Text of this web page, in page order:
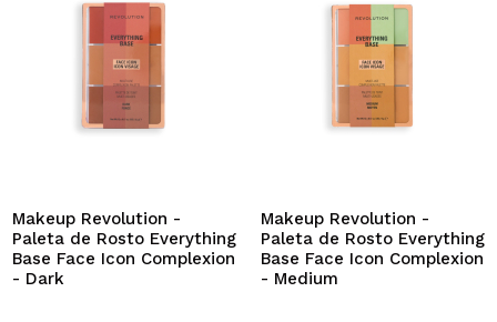
Makeup Revolution -
Paleta de Rosto Everything
Base Face Icon Complexion
- Dark
Makeup Revolution -
Paleta de Rosto Everything
Base Face Icon Complexion
- Medium